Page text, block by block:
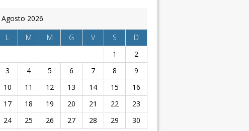
Agosto 2026
L
M M G V S
D
1
2
3
4 5 6 7 8
9
10
11 12 13 14 15
16
17
18 19 20 21 22
23
24
25 26 27 28 29 30